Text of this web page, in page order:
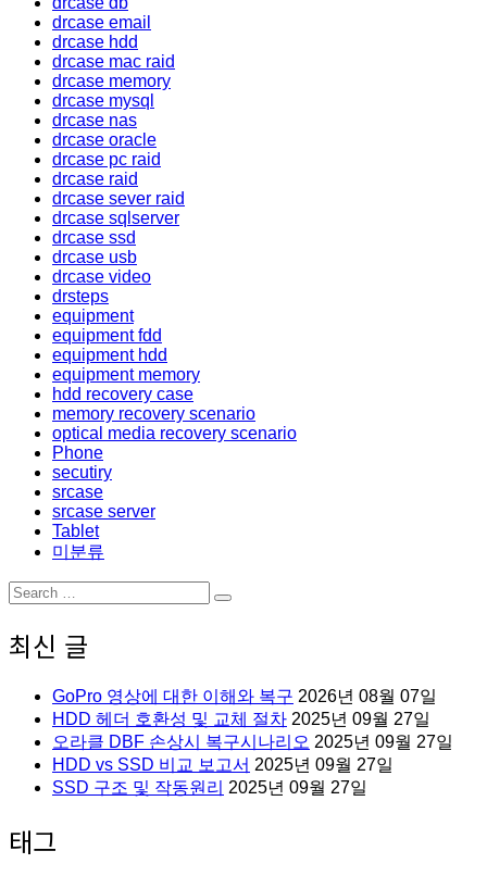
drcase email
drcase hdd
drcase mac raid
drcase memory
drcase mysql
drcase nas
drcase oracle
drcase pc raid
drcase raid
drcase sever raid
drcase sqlserver
drcase ssd
drcase usb
drcase video
drsteps
equipment
equipment fdd
equipment hdd
equipment memory
hdd recovery case
memory recovery scenario
optical media recovery scenario
Phone
secutiry
srcase
srcase server
Tablet
미분류
Search
for:
Search
최신 글
GoPro 영상에 대한 이해와 복구 2026년 08월 07일
HDD 헤더 호환성 및 교체 절차 2025년 09월 27일
오라클 DBF 손상시 복구시나리오 2025년 09월 27일
HDD vs SSD 비교 보고서 2025년 09월 27일
SSD 구조 및 작동원리 2025년 09월 27일
태그